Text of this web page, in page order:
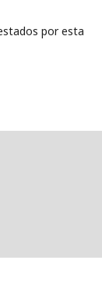
por esta